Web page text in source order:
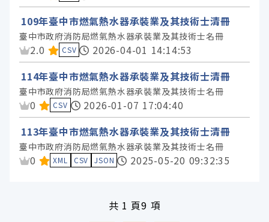
109年臺中市燃氣熱水器承裝業及其技術士清冊
臺中市政府消防局燃氣熱水器承裝業及其技術士名冊
資料集評分：
2.0 CSV
2026-04-01 14:14:53
114年臺中市燃氣熱水器承裝業及其技術士清冊
臺中市政府消防局燃氣熱水器承裝業及其技術士名冊
資料集評分：
0 CSV
2026-01-07 17:04:40
113年臺中市燃氣熱水器承裝業及其技術士清冊
臺中市政府消防局燃氣熱水器承裝業及其技術士名冊
資料集評分：
0 XML CSV JSON 2025-05-20 09:32:35
共 1 頁9 項